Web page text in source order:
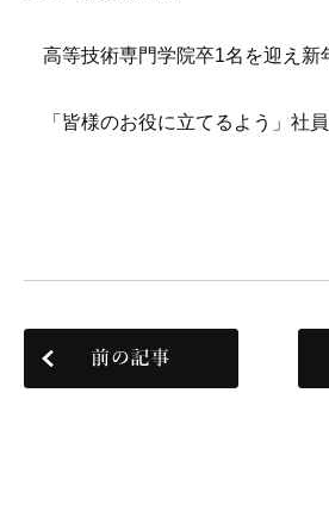
高等技術専門学院卒1名を迎え新
「皆様のお役に立てるよう」社